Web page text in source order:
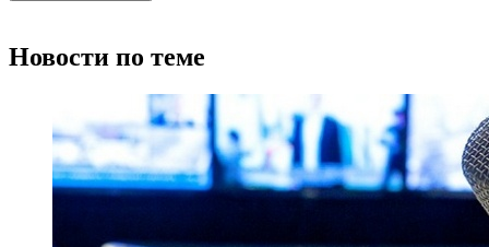
Новости по теме